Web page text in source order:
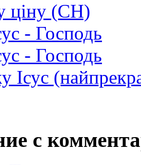
ціну (СН)
- Господь
- Господь
Ісус
с